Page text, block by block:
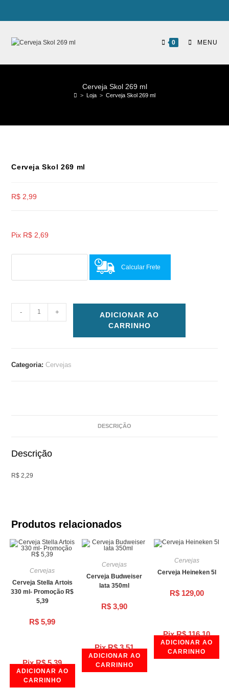
0 MENU
Cerveja Skol 269 ml
> Loja > Cerveja Skol 269 ml
Cerveja Skol 269 ml
R$ 2,99
Pix R$ 2,69
Calcular Frete
- +
ADICIONAR AO
CARRINHO
Categoria:Cervejas
DESCRIÇÃO
Descrição
R$ 2,29
Produtos relacionados
Pix R$5,39
Cervejas
Cerveja Stella Artois
330 ml- Promoção R$
5,39
R$ 5,99
ADICIONAR AO
CARRINHO
Pix R$3,51
Cervejas
Cerveja Budweiser
lata 350ml
R$ 3,90
ADICIONAR AO
CARRINHO
Pix R$116,10
Cervejas
Cerveja Heineken 5l
R$129,00
ADICIONAR AO
CARRINHO